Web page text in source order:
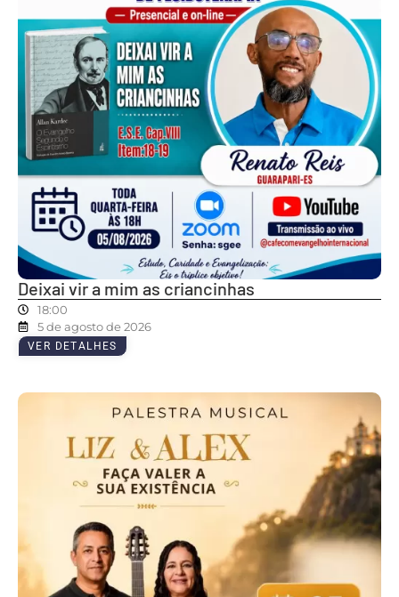
Deixai vir a mim as criancinhas
18:00
5 de agosto de 2026
VER DETALHES